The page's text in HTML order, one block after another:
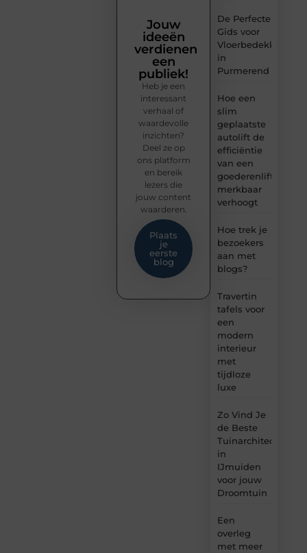
De Perfecte
Gids voor
Vloerbedekking
in
Purmerend
Hoe een
slim
geplaatste
autolift de
efficiëntie
van een
goederenlift
merkbaar
verhoogt
Hoe trek je
bezoekers
aan met
blogs?
Travertin
tafels voor
een
modern
interieur
met
tijdloze
luxe
Zo Vind Je
de Beste
Tuinarchitect
in
IJmuiden
voor jouw
Droomtuin
Een
overleg
met meer
Jouw
ideeën
verdienen
een
publiek!
Heb je een
interessant
verhaal of
waardevolle
inzichten?
Deel ze op
ons platform
en bereik
lezers die
jouw content
waarderen.
Plaats
je
eerste
blog